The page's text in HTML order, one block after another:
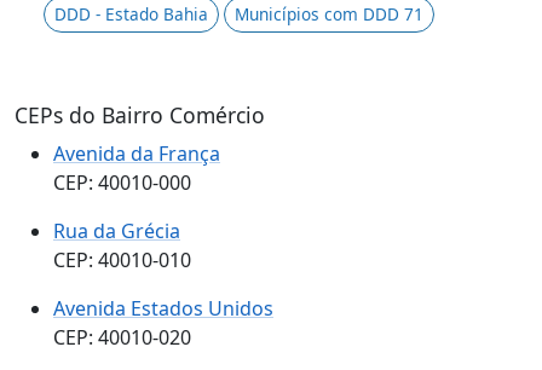
DDD - Estado Bahia
Municípios com DDD 71
CEPs do Bairro Comércio
Avenida da França
CEP: 40010-000
Rua da Grécia
CEP: 40010-010
Avenida Estados Unidos
CEP: 40010-020